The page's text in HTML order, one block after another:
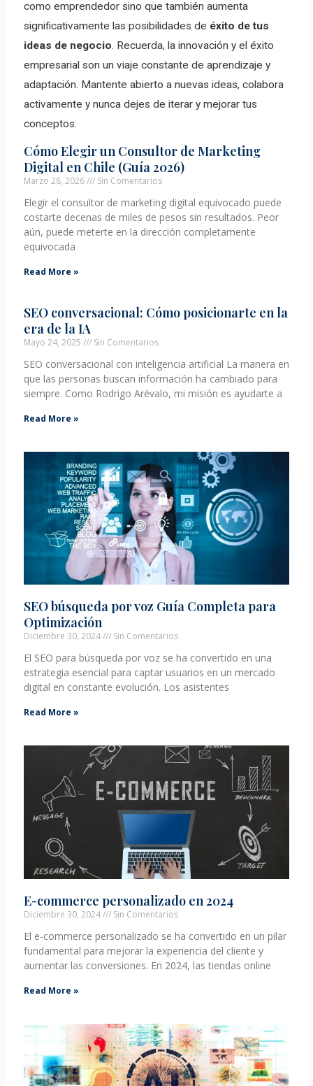
como emprendedor sino que también aumenta
significativamente las posibilidades de éxito de tus
ideas de negocio . Recuerda, la innovación y el éxito
empresarial son un viaje constante de aprendizaje y
adaptación. Mantente abierto a nuevas ideas, colabora
activamente y nunca dejes de iterar y mejorar tus
conceptos.
Cómo Elegir un Consultor de Marketing
Digital en Chile (Guía 2026)
Marzo 28, 2026 Sin Comentarios
Elegir el consultor de marketing digital equivocado puede
costarte decenas de miles de pesos sin resultados. Peor
aún, puede meterte en la dirección completamente
equivocada
Read More »
SEO conversacional: Cómo posicionarte en la
era de la IA
Mayo 24, 2025 Sin Comentarios
SEO conversacional con inteligencia artificial La manera en
que las personas buscan información ha cambiado para
siempre. Como Rodrigo Arévalo, mi misión es ayudarte a
Read More »
SEO búsqueda por voz Guía Completa para
Optimización
Diciembre 30, 2024 Sin Comentarios
El SEO para búsqueda por voz se ha convertido en una
estrategia esencial para captar usuarios en un mercado
digital en constante evolución. Los asistentes
Read More »
E-commerce personalizado en 2024
Diciembre 30, 2024 Sin Comentarios
El e-commerce personalizado se ha convertido en un pilar
fundamental para mejorar la experiencia del cliente y
aumentar las conversiones. En 2024, las tiendas online
Read More »